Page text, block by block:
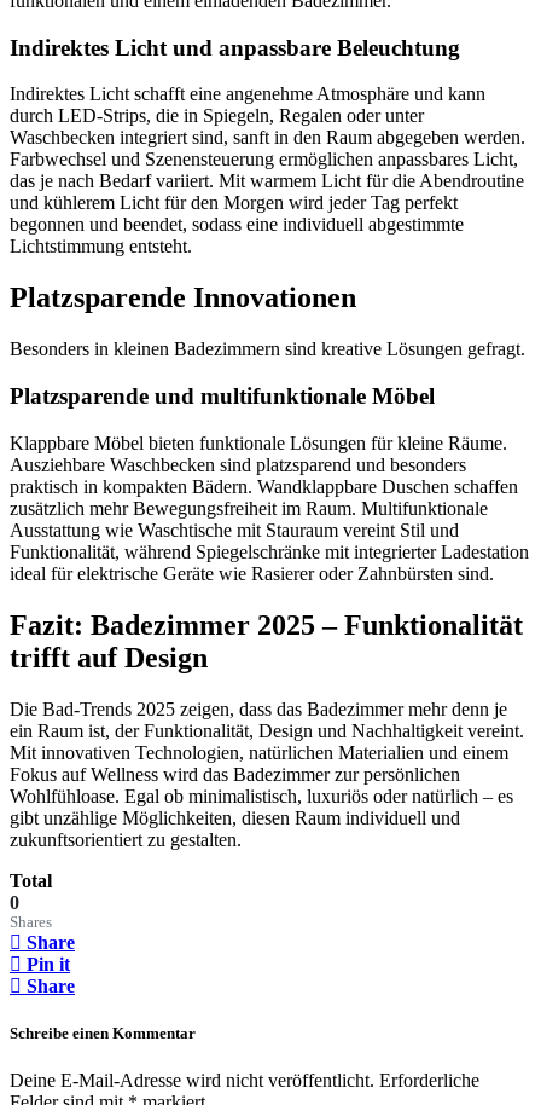
Indirektes Licht und anpassbare Beleuchtung
Indirektes Licht schafft eine angenehme Atmosphäre und kann
durch LED-Strips, die in Spiegeln, Regalen oder unter
Waschbecken integriert sind, sanft in den Raum abgegeben werden.
Farbwechsel und Szenensteuerung ermöglichen anpassbares Licht,
das je nach Bedarf variiert. Mit warmem Licht für die Abendroutine
und kühlerem Licht für den Morgen wird jeder Tag perfekt
begonnen und beendet, sodass eine individuell abgestimmte
Lichtstimmung entsteht.
Platzsparende Innovationen
Besonders in kleinen Badezimmern sind kreative Lösungen gefragt.
Platzsparende und multifunktionale Möbel
Klappbare Möbel bieten funktionale Lösungen für kleine Räume.
Ausziehbare Waschbecken sind platzsparend und besonders
praktisch in kompakten Bädern. Wandklappbare Duschen schaffen
zusätzlich mehr Bewegungsfreiheit im Raum. Multifunktionale
Ausstattung wie Waschtische mit Stauraum vereint Stil und
Funktionalität, während Spiegelschränke mit integrierter Ladestation
ideal für elektrische Geräte wie Rasierer oder Zahnbürsten sind.
Fazit: Badezimmer 2025 – Funktionalität
trifft auf Design
Die Bad-Trends 2025 zeigen, dass das Badezimmer mehr denn je
ein Raum ist, der Funktionalität, Design und Nachhaltigkeit vereint.
Mit innovativen Technologien, natürlichen Materialien und einem
Fokus auf Wellness wird das Badezimmer zur persönlichen
Wohlfühloase. Egal ob minimalistisch, luxuriös oder natürlich – es
gibt unzählige Möglichkeiten, diesen Raum individuell und
zukunftsorientiert zu gestalten.
Total
0
Shares
Share
Pin it
Share
Schreibe einen Kommentar
Deine E-Mail-Adresse wird nicht veröffentlicht. Erforderliche